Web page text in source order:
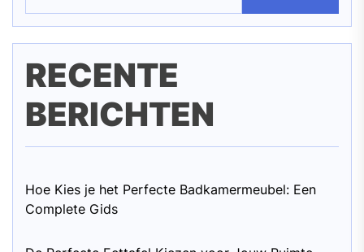
RECENTE
BERICHTEN
Hoe Kies je het Perfecte Badkamermeubel: Een
Complete Gids